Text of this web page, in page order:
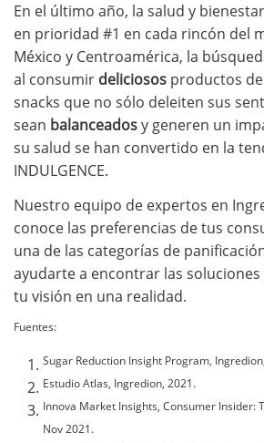
En el último año, la salud y
en prioridad #1 en cada rincón del
México y Centroamérica, la
al consumir deliciosos productos
snacks que no sólo deleiten sus
sean balanceadosy generen un
su salud se han convertido en la
INDULGENCE.
Nuestro equipo de expertos en
conoce las preferencias de tus
una de las categorías de
ayudarte a encontrar las
tu visión en una realidad.
Fuentes:
Sugar Reduction Insight Program,
Estudio Atlas, Ingredion, 2021.
Innova Market Insights, Consumer Insider:
Nov 2021.